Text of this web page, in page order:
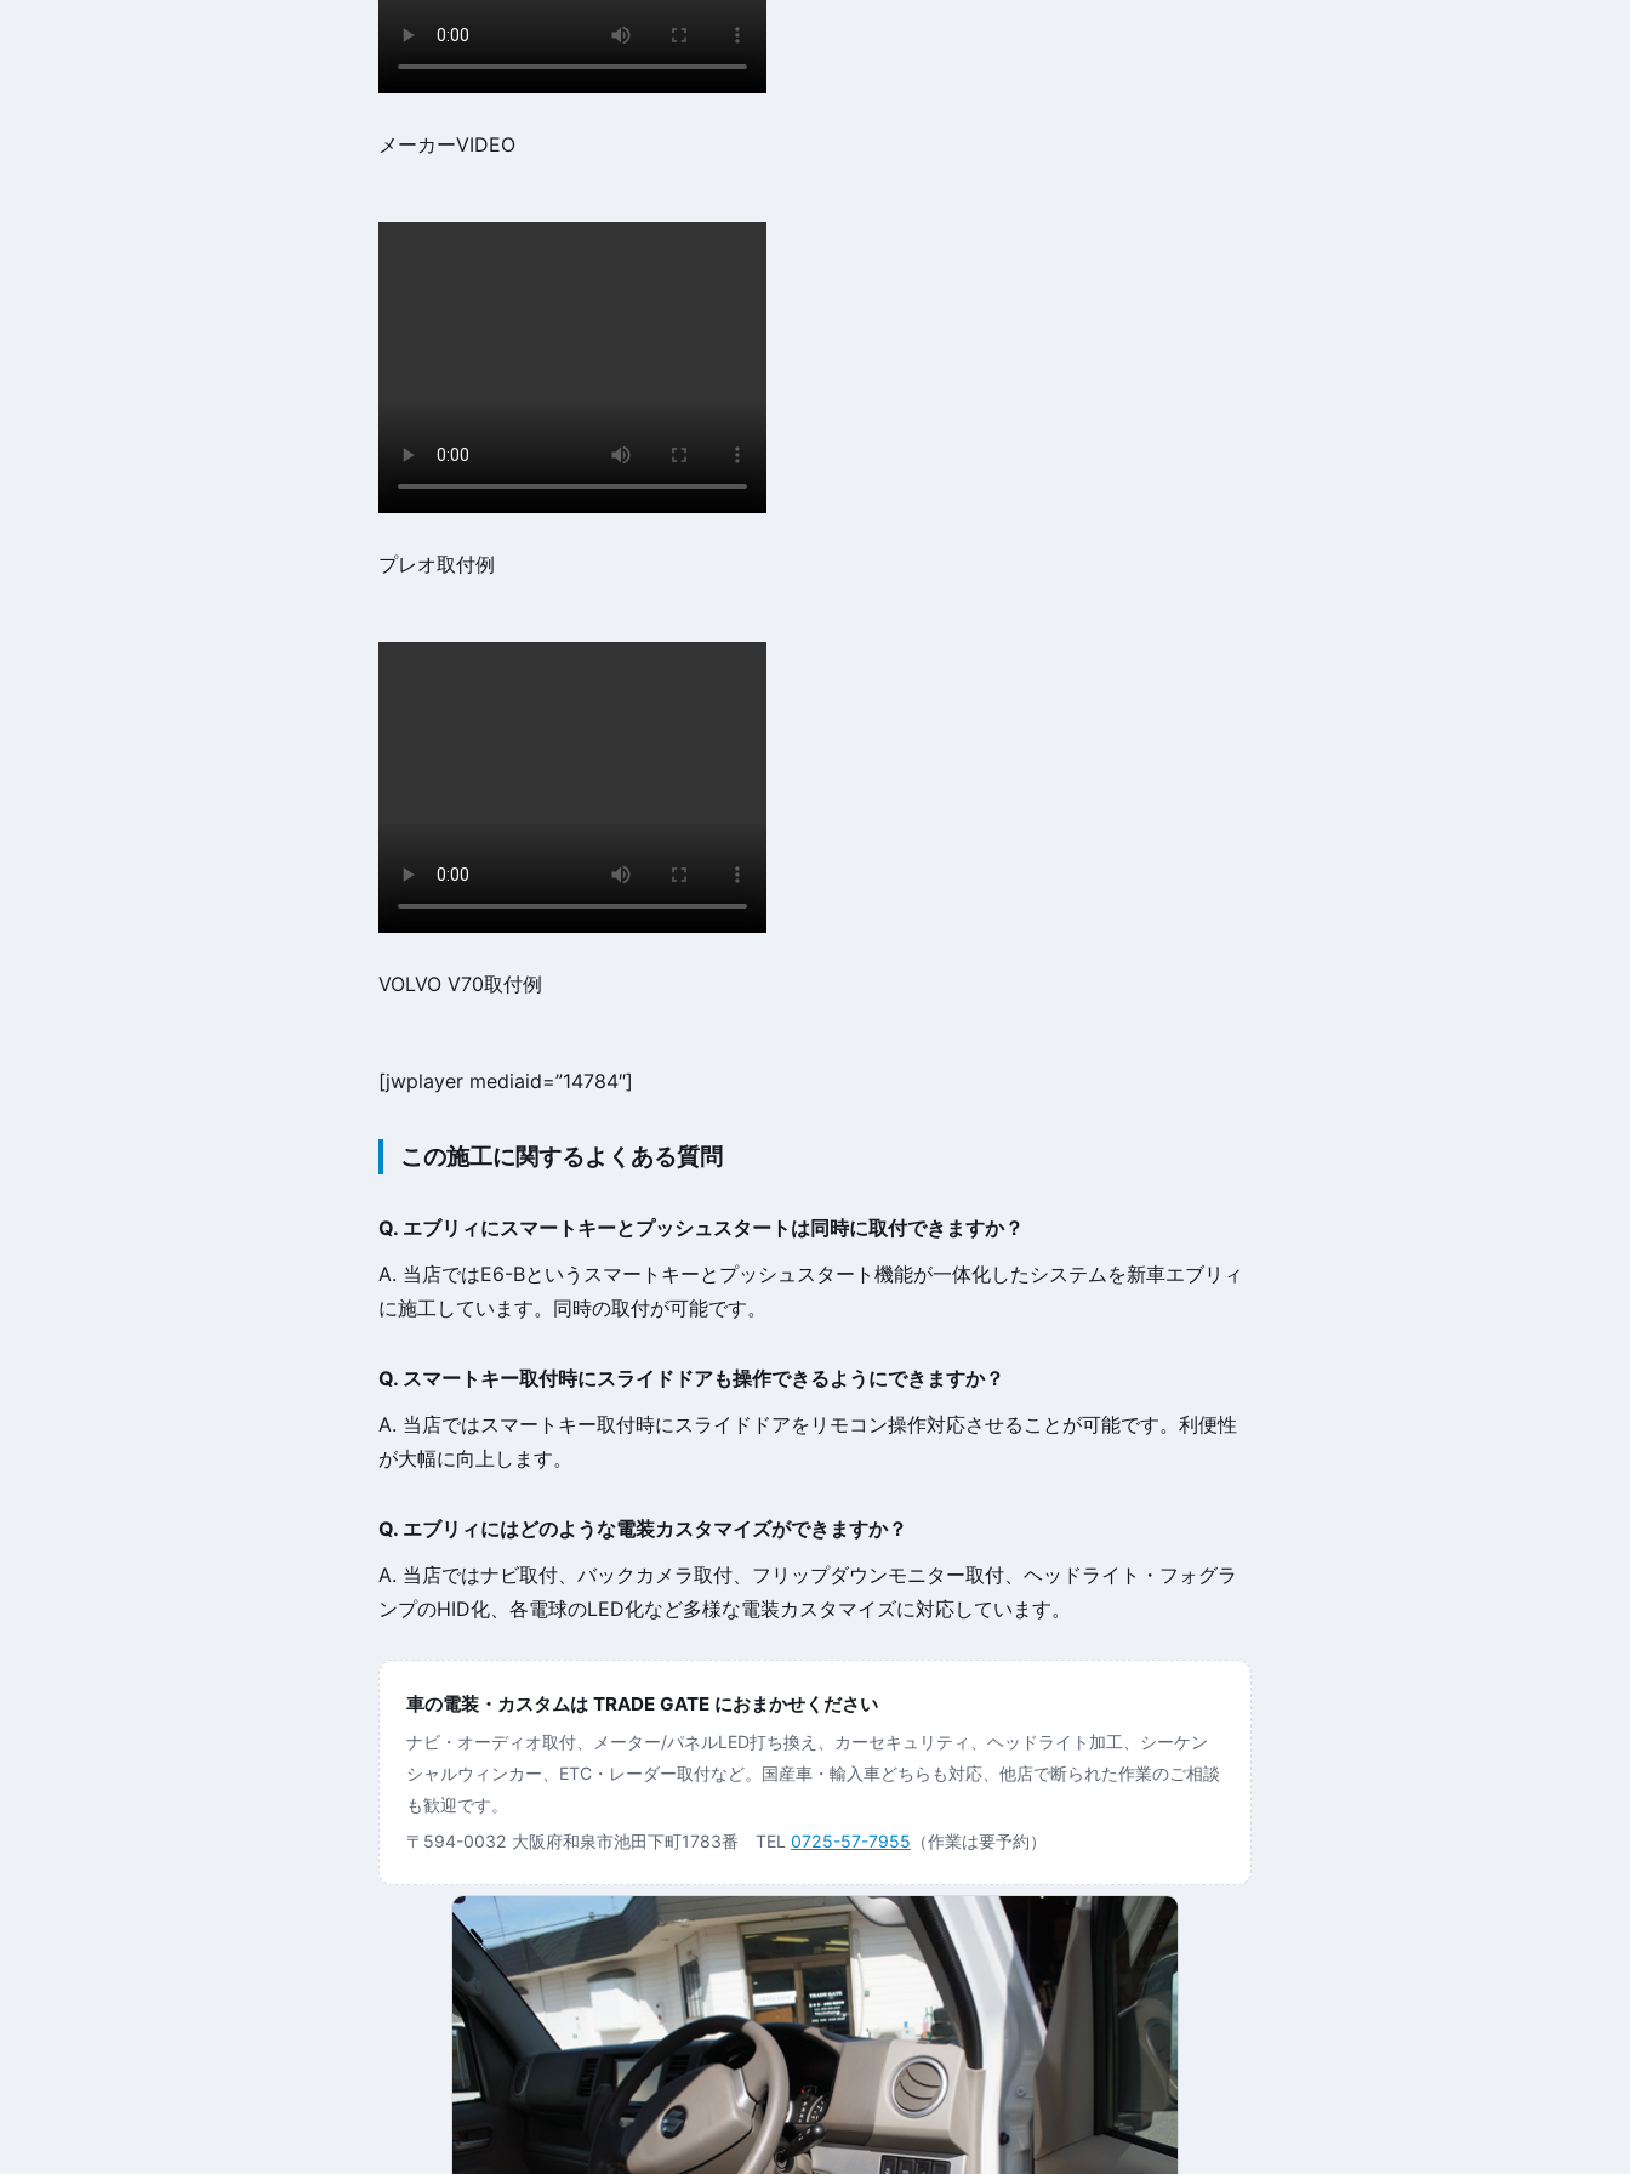
メーカーVIDEO
プレオ取付例
VOLVO V70取付例
[jwplayer mediaid=”14784″]
この施工に関するよくある質問
Q. エブリィにスマートキーとプッシュスタートは同時に取付できますか？
A. 当店ではE6-Bというスマートキーとプッシュスタート機能が一体化したシステムを新車エブリィ
に施工しています。同時の取付が可能です。
Q. スマートキー取付時にスライドドアも操作できるようにできますか？
A. 当店ではスマートキー取付時にスライドドアをリモコン操作対応させることが可能です。利便性
が大幅に向上します。
Q. エブリィにはどのような電装カスタマイズができますか？
A. 当店ではナビ取付、バックカメラ取付、フリップダウンモニター取付、ヘッドライト・フォグラ
ンプのHID化、各電球のLED化など多様な電装カスタマイズに対応しています。
車の電装・カスタムは TRADE GATE におまかせください
ナビ・オーディオ取付、メーター/パネルLED打ち換え、カーセキュリティ、ヘッドライト加工、シーケン
シャルウィンカー、ETC・レーダー取付など。国産車・輸入車どちらも対応、他店で断られた作業のご相談
も歓迎です。
〒594-0032 大阪府和泉市池田下町1783番 TEL 0725-57-7955 （作業は要予約）